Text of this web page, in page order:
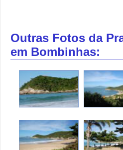
Outras Fotos da
em Bombinhas: